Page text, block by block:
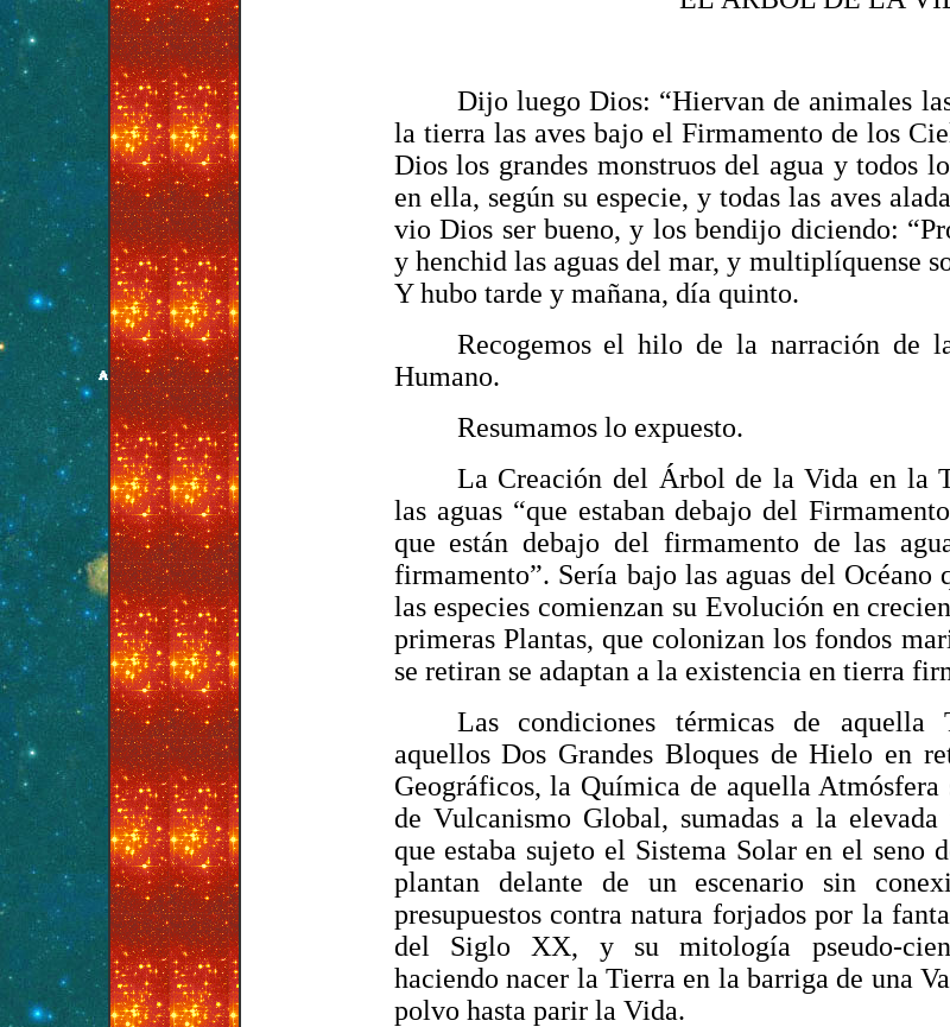
Dijo luego Dios: “Hiervan de animales
la tierra las aves bajo el Firmamento de los
Dios los grandes monstruos del agua y todos
en ella, según su especie, y todas las aves
vio Dios ser bueno, y los bendijo diciendo:
y henchid las aguas del mar, y multiplíquense
Y hubo tarde y mañana, día quinto.
Recogemos el hilo de la narración de
Humano.
Resumamos lo expuesto.
La Creación del Árbol de la Vida en la
las aguas “que estaban debajo del
que están debajo del firmamento de las
firmamento”. Sería bajo las aguas del Océano
las especies comienzan su Evolución en
primeras Plantas, que colonizan los fondos
se retiran se adaptan a la existencia en tierra
Las condiciones térmicas de aquella
aquellos Dos Grandes Bloques de Hielo en
Geográficos, la Química de aquella Atmósfera
de Vulcanismo Global, sumadas a la
que estaba sujeto el Sistema Solar en el seno
plantan delante de un escenario sin
presupuestos contra natura forjados por la
del Siglo XX, y su mitología pseudo-
haciendo nacer la Tierra en la barriga de una
polvo hasta parir la Vida.